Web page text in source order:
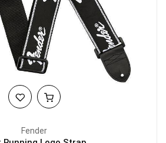
Fender